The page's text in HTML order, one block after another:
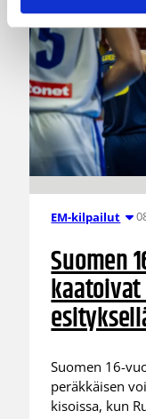
EM-kilpailut
Suomen
Suomen 16-
peräkkäisen
kisoissa, kun